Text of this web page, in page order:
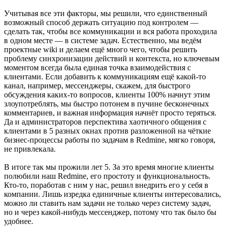
Учитывая все эти факторы, мы решили, что единственный
возможный способ держать ситуацию под контролем —
сделать так, чтобы все коммуникации и вся работа проходила
в одном месте — в системе задач. Естественно, мы ведём
проектные wiki и делаем ещё много чего, чтобы решить
проблему синхронизации действий и контекста, но ключевым
моментом всегда была единая точка взаимодействия с
клиентами. Если добавить к коммуникациям ещё какой-то
канал, например, мессенджеры, скажем, для быстрого
обсуждения каких-то вопросов, клиенты 100% начнут этим
злоупотреблять, мы быстро потонем в пучине бесконечных
комментариев, и важная информация начнёт просто теряться.
Да и администраторов перспектива хаотичного общения с
клиентами в 5 разных окнах против разложенной на чёткие
бизнес-процессы работы по задачам в Redmine, мягко говоря,
не привлекала.
В итоге так мы прожили лет 5. За это время многие клиенты
полюбили наш Redmine, его простоту и функциональность.
Кто-то, поработав с ним у нас, решил внедрить его у себя в
компании. Лишь изредка единичные клиенты интересовались,
можно ли ставить нам задачи не только через систему задач,
но и через какой-нибудь мессенджер, потому что так было бы
удобнее.